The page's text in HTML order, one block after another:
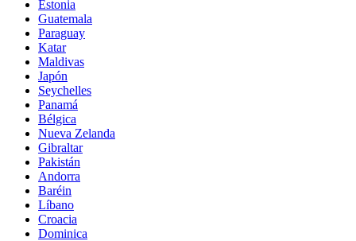
Estonia
Guatemala
Paraguay
Katar
Maldivas
Japón
Seychelles
Panamá
Bélgica
Nueva Zelanda
Gibraltar
Pakistán
Andorra
Baréin
Líbano
Croacia
Dominica